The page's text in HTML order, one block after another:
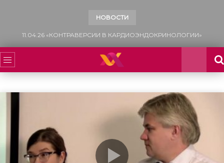
НОВОСТИ